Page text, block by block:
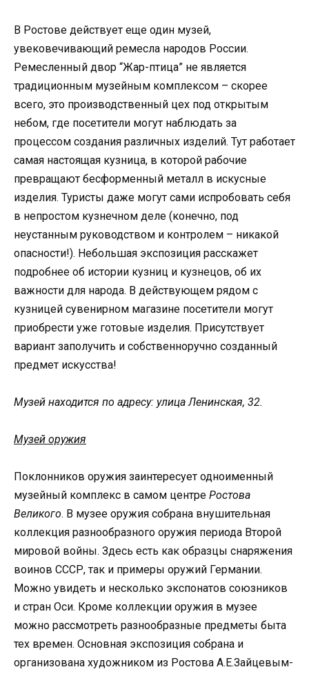
В Ростове действует еще один музей,
увековечивающий ремесла народов России.
Ремесленный двор “Жар-птица” не является
традиционным музейным комплексом – скорее
всего, это производственный цех под открытым
небом, где посетители могут наблюдать за
процессом создания различных изделий. Тут работает
самая настоящая кузница, в которой рабочие
превращают бесформенный металл в искусные
изделия. Туристы даже могут сами испробовать себя
в непростом кузнечном деле (конечно, под
неустанным руководством и контролем – никакой
опасности!). Небольшая экспозиция расскажет
подробнее об истории кузниц и кузнецов, об их
важности для народа. В действующем рядом с
кузницей сувенирном магазине посетители могут
приобрести уже готовые изделия. Присутствует
вариант заполучить и собственноручно созданный
предмет искусства!
Музей находится по адресу: улица Ленинская, 32.
Музей оружия
Поклонников оружия заинтересует одноименный
музейный комплекс в самом центре Ростова
Великого. В музее оружия собрана внушительная
коллекция разнообразного оружия периода Второй
мировой войны. Здесь есть как образцы снаряжения
воинов СССР, так и примеры оружий Германии.
Можно увидеть и несколько экспонатов союзников
и стран Оси. Кроме коллекции оружия в музее
можно рассмотреть разнообразные предметы быта
тех времен. Основная экспозиция собрана и
организована художником из Ростова А.Е.Зайцевым-